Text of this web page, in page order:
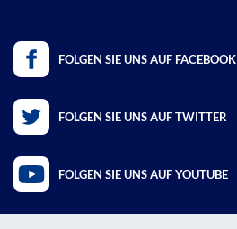
FOLGEN SIE UNS AUF FACEBOOK
FOLGEN SIE UNS AUF TWITTER
FOLGEN SIE UNS AUF YOUTUBE